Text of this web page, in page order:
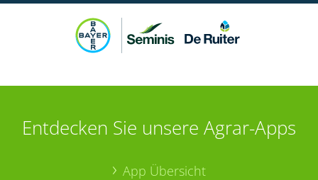
Entdecken Sie unsere Agrar-Apps
App Übersicht